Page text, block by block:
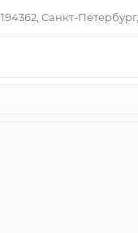
194362, Санкт-